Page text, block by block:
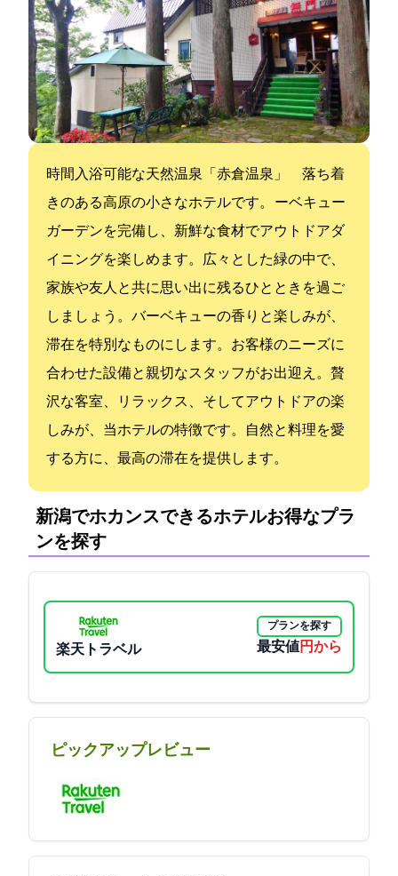
24時間入浴可能な天然温泉「赤倉温泉」 落ち着
きのある高原の小さなホテルです。 ーベキュー
ガーデンを完備し、新鮮な食材でアウトドアダ
イニングを楽しめます。広々とした緑の中で、
家族や友人と共に思い出に残るひとときを過ご
しましょう。バーベキューの香りと楽しみが、
滞在を特別なものにします。お客様のニーズに
合わせた設備と親切なスタッフがお出迎え。贅
沢な客室、リラックス、そしてアウトドアの楽
しみが、当ホテルの特徴です。自然と料理を愛
する方に、最高の滞在を提供します。
新潟でホカンスできるホテル:お得なプラ
ンを探す
楽天トラベル
プランを探す
最安値9000円から
ピックアップレビュー